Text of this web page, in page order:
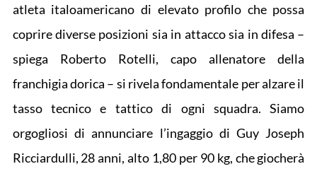
atleta italoamericano di elevato profilo che possa
coprire diverse posizioni sia in attacco sia in difesa –
spiega Roberto Rotelli, capo allenatore della
franchigia dorica – si rivela fondamentale per alzare il
tasso tecnico e tattico di ogni squadra. Siamo
orgogliosi di annunciare l’ingaggio di Guy Joseph
Ricciardulli, 28 anni, alto 1,80 per 90 kg, che giocherà